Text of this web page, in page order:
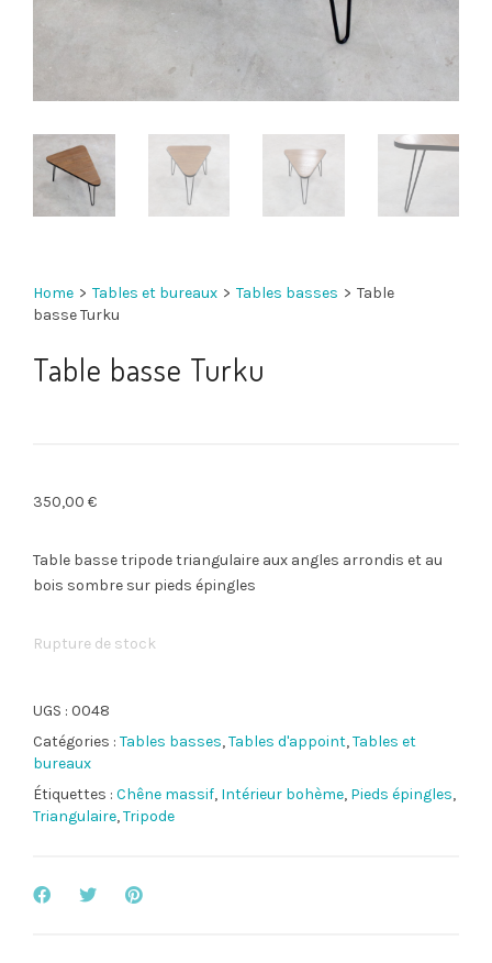
Home > Tables et bureaux > Tables basses > Table
basse Turku
Table basse Turku
350,00 €
Table basse tripode triangulaire aux angles arrondis et au
bois sombre sur pieds épingles
Rupture de stock
UGS : 0048
Catégories : Tables basses,Tables d'appoint,Tables et
bureaux
Étiquettes : Chêne massif, Intérieur bohème, Pieds épingles,
Triangulaire,Tripode